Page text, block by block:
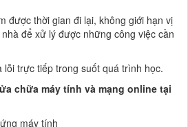
được thời gian đi lại, không giới hạn vị
để xử lý được những công việc cần
lỗi trực tiếp trong suốt quá trình học.
chữa máy tính và mạng online tại
máy tính